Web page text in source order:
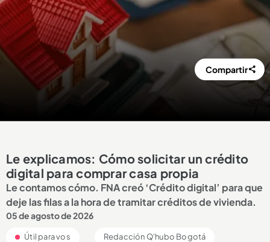
Compartir
Le explicamos: Cómo solicitar un crédito
digital para comprar casa propia
Le contamos cómo. FNA creó ‘Crédito digital’ para que
deje las filas a la hora de tramitar créditos de vivienda.
05 de agosto de 2026
Útil para vos Redacción Q'hubo Bogotá